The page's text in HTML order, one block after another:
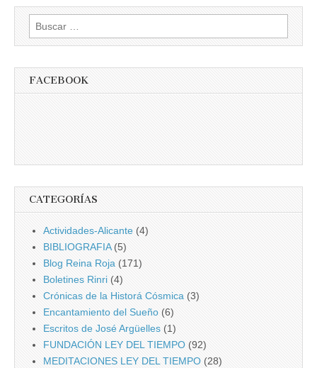
Buscar:
FACEBOOK
CATEGORÍAS
Actividades-Alicante (4)
BIBLIOGRAFIA(5)
Blog Reina Roja (171)
Boletines Rinri (4)
Crónicas de la Historá Cósmica (3)
Encantamiento del Sueño (6)
Escritos de José Argüelles (1)
FUNDACIÓN LEY DEL TIEMPO (92)
MEDITACIONES LEY DEL TIEMPO (28)